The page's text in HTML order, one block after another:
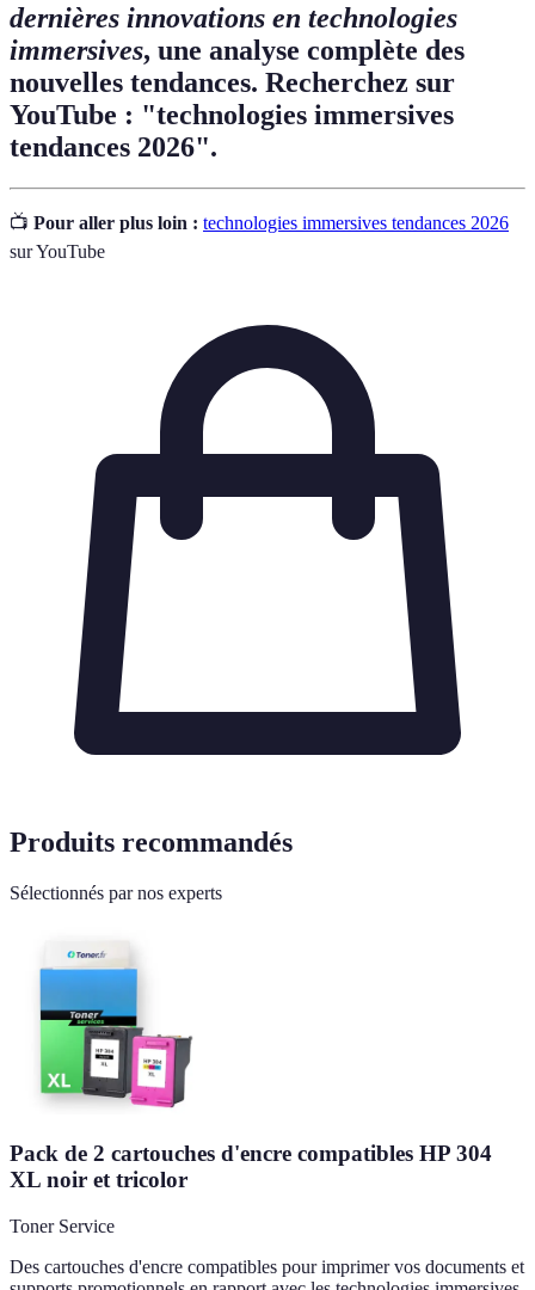
dernières innovations en technologies
immersives, une analyse complète des
nouvelles tendances. Recherchez sur
YouTube : "technologies immersives
tendances 2026".
📺 Pour aller plus loin : technologies immersives tendances 2026
sur YouTube
Produits recommandés
Sélectionnés par nos experts
Pack de 2 cartouches d'encre compatibles HP 304
XL noir et tricolor
Toner Service
Des cartouches d'encre compatibles pour imprimer vos documents et